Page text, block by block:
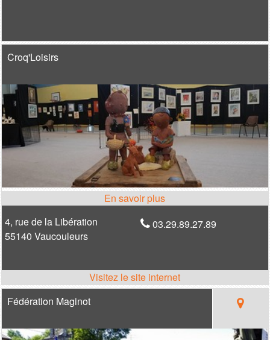
Croq'Loisirs
4, rue de la Libération
55140 Vaucouleurs
03.29.89.27.89
Fédération Maginot